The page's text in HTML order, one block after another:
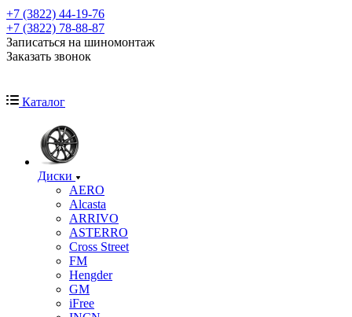
+7 (3822) 44-19-76
+7 (3822) 78-88-87
Записаться на шиномонтаж
Заказать звонок
Каталог
Диски
AERO
Alcasta
ARRIVO
ASTERRO
Cross Street
FM
Hengder
GM
iFree